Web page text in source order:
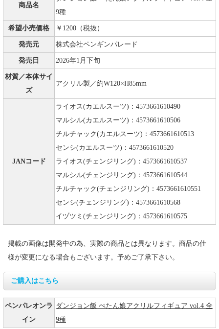
商品名
9種
希望小売価格 ￥1200（税抜）
発売元 株式会社ペンギンパレード
発売日 2026年1月下旬
材質／本体サイ
ズ
アクリル製／約W120×H85mm
JANコード
ライオス(カエルスーツ)：4573661610490
マルシル(カエルスーツ)：4573661610506
チルチャック(カエルスーツ)：4573661610513
センシ(カエルスーツ)：4573661610520
ライオス(チェンジリング)：4573661610537
マルシル(チェンジリング)：4573661610544
チルチャック(チェンジリング)：4573661610551
センシ(チェンジリング)：4573661610568
イヅツミ(チェンジリング)：4573661610575
掲載の画像は開発中の為、実際の商品とは異なります。商品の仕
様が変更になる場合もございます。予めご了承下さい。
ご購入はこちら
ペンパレオンラ
イン
ダンジョン飯 ぺたん娘アクリルフィギュア vol.4 全
9種